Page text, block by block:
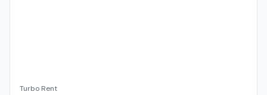
Turbo Rent